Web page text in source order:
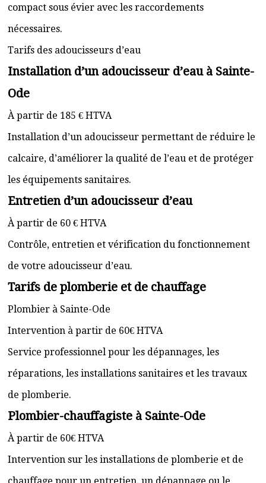
compact sous évier avec les raccordements
nécessaires.
Tarifs des adoucisseurs d’eau
Installation d’un adoucisseur d’eau à Sainte-
Ode
À partir de 185 € HTVA
Installation d’un adoucisseur permettant de réduire le
calcaire, d’améliorer la qualité de l’eau et de protéger
les équipements sanitaires.
Entretien d’un adoucisseur d’eau
À partir de 60 € HTVA
Contrôle, entretien et vérification du fonctionnement
de votre adoucisseur d’eau.
Tarifs de plomberie et de chauffage
Plombier à Sainte-Ode
Intervention à partir de 60€ HTVA
Service professionnel pour les dépannages, les
réparations, les installations sanitaires et les travaux
de plomberie.
Plombier-chauffagiste à Sainte-Ode
À partir de 60€ HTVA
Intervention sur les installations de plomberie et de